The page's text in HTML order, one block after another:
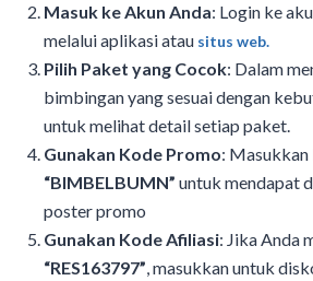
Masuk ke Akun Anda: Login ke
melalui aplikasi atau situs web.
Pilih Paket yang Cocok: Dalam
bimbingan yang sesuai dengan
untuk melihat detail setiap paket.
Gunakan Kode Promo: Masukkan
“BIMBELBUMN” untuk mendapat
poster promo
Gunakan Kode Afiliasi: Jika Anda
“RES163797”, masukkan untuk